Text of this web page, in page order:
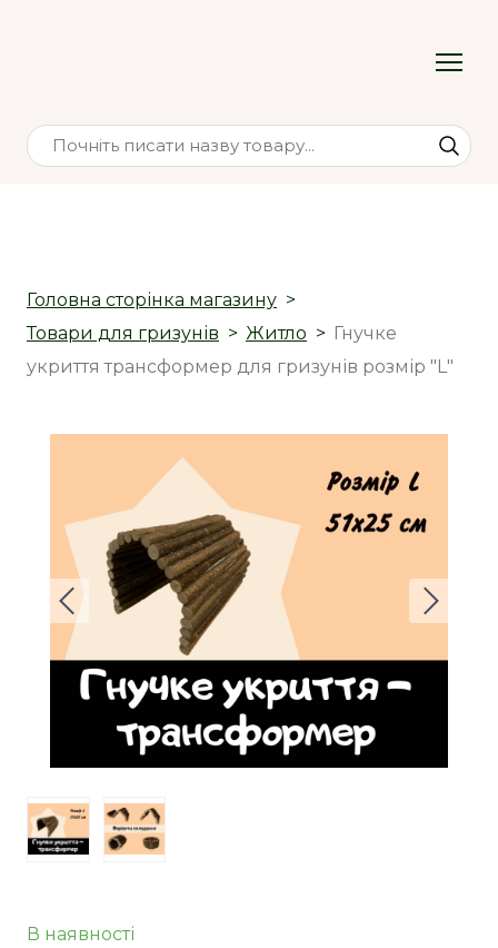
Головна сторінка магазину
Товари для гризунів
Житло
Гнучке
укриття трансформер для гризунів розмір "L"
В наявності